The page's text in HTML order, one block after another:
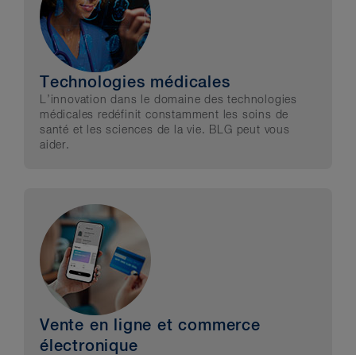
Technologies médicales
L’innovation dans le domaine des technologies
médicales redéfinit constamment les soins de
santé et les sciences de la vie. BLG peut vous
aider.
Vente en ligne et commerce
électronique